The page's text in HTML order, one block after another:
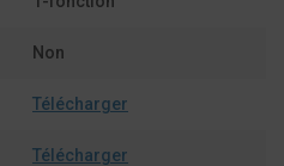
Non
Télécharger
Télécharger